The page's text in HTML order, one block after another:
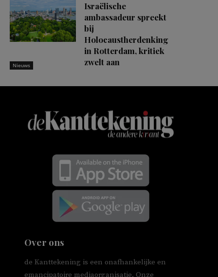
Nieuws
Israëlische
ambassadeur spreekt
bij
Holocaustherdenking
in Rotterdam, kritiek
zwelt aan
Over ons
de Kanttekening is een onafhankelijke en
emancipatoire mediaorganisatie. Onze